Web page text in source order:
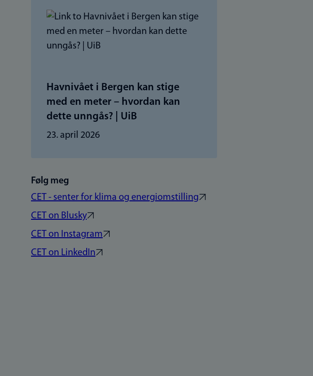
Havnivået i Bergen kan stige
med en meter – hvordan kan
dette unngås? | UiB
23. april 2026
Følg meg
CET - senter for klima og energiomstilling
CET on Blusky
CET on Instagram
CET on LinkedIn